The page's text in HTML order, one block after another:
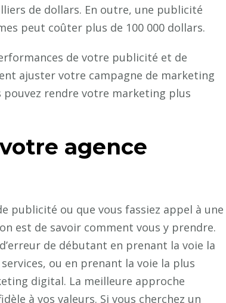
de dollars. En outre, une publicité
peut coûter plus de 100 000 dollars.
de votre publicité et de
ajuster votre campagne de marketing
rendre votre marketing plus
agence
publicité ou que vous fassiez appel à une
est de savoir comment vous y prendre.
de débutant en prenant la voie la
ou en prenant la voie la plus
digital. La meilleure approche
à vos valeurs. Si vous cherchez un